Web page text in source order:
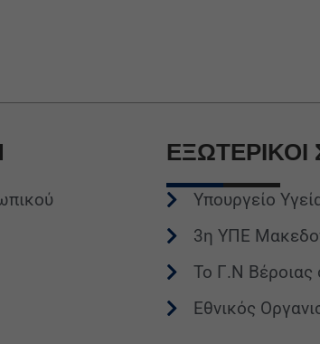
ΕΞΩΤΕΡΙΚΟΙ
Υπουργείο
3η ΥΠΕ
Το Γ.Ν Βέροιας
Εθνικός